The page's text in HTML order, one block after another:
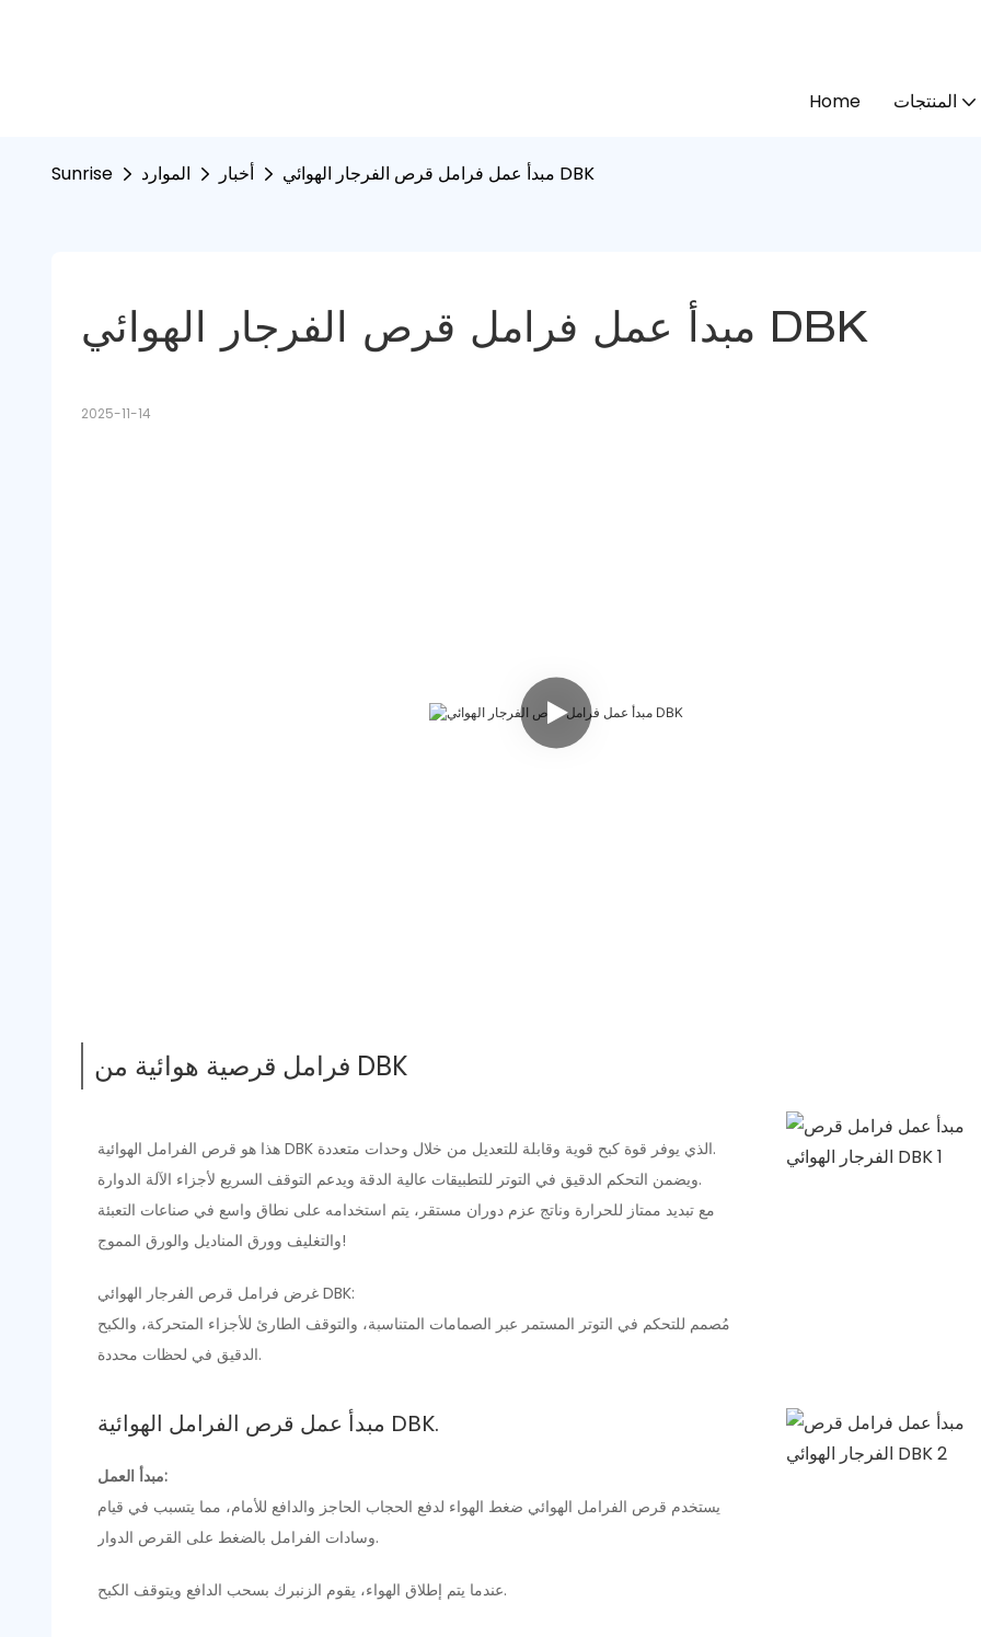
Home المنتجات
Sunrise الموارد أخبار مبدأ عمل فرامل قرص الفرجار الهوائي DBK
مبدأ عمل فرامل قرص الفرجار الهوائي DBK
2025-11-14
فرامل قرصية هوائية من DBK
هذا هو قرص الفرامل الهوائية DBK الذي يوفر قوة كبح قوية وقابلة للتعديل من خلال وحدات متعددة.
ويضمن التحكم الدقيق في التوتر للتطبيقات عالية الدقة ويدعم التوقف السريع لأجزاء الآلة الدوارة.
مع تبديد ممتاز للحرارة وناتج عزم دوران مستقر، يتم استخدامه على نطاق واسع في صناعات التعبئة
والتغليف وورق المناديل والورق المموج!
غرض فرامل قرص الفرجار الهوائي DBK:
مُصمم للتحكم في التوتر المستمر عبر الصمامات المتناسبة، والتوقف الطارئ للأجزاء المتحركة، والكبح
الدقيق في لحظات محددة.
مبدأ عمل قرص الفرامل الهوائية DBK.
مبدأ العمل:
يستخدم قرص الفرامل الهوائي ضغط الهواء لدفع الحجاب الحاجز والدافع للأمام، مما يتسبب في قيام
وسادات الفرامل بالضغط على القرص الدوار.
عندما يتم إطلاق الهواء، يقوم الزنبرك بسحب الدافع ويتوقف الكبح.